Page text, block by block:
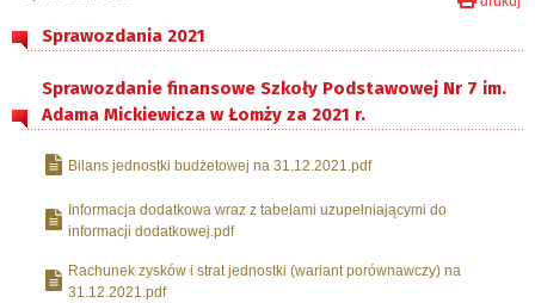
Sprawozdania 2021
Sprawozdanie finansowe Szkoły Podstawowej Nr 7 im.
Adama Mickiewicza w Łomży za 2021 r.
Bilans jednostki budżetowej na 31.12.2021.pdf
Informacja dodatkowa wraz z tabelami uzupełniającymi do
informacji dodatkowej.pdf
Rachunek zysków i strat jednostki (wariant porównawczy) na
31.12.2021.pdf